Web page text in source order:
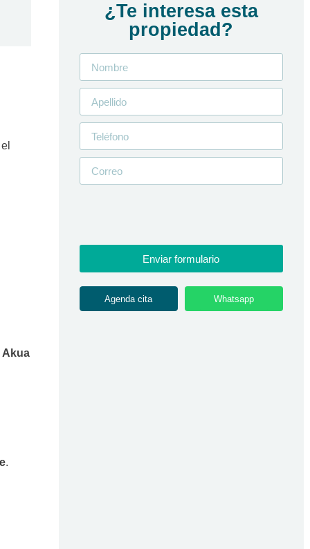
Akua
.
¿Te interesa esta
propiedad?
Enviar formulario
Agenda cita Whatsapp